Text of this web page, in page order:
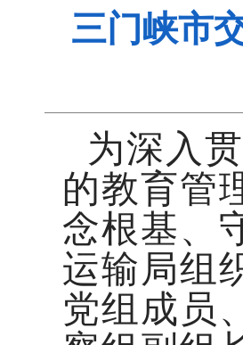
三门峡市
为深入
的教育管
念根基、
运输局组
党组成员